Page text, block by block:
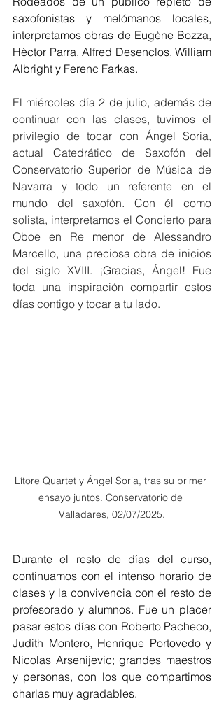
saxofonistas y melómanos locales,
interpretamos obras de Eugène Bozza,
Hèctor Parra, Alfred Desenclos, William
Albright y Ferenc Farkas.
El miércoles día 2 de julio, además de
continuar con las clases, tuvimos el
privilegio de tocar con Ángel Soria,
actual Catedrático de Saxofón del
Conservatorio Superior de Música de
Navarra y todo un referente en el
mundo del saxofón. Con él como
solista, interpretamos el Concierto para
Oboe en Re menor de Alessandro
Marcello, una preciosa obra de inicios
del siglo XVIII. ¡Gracias, Ángel! Fue
toda una inspiración compartir estos
días contigo y tocar a tu lado.
Lítore Quartet y Ángel Soria, tras su primer
ensayo juntos. Conservatorio de
Valladares, 02/07/2025.
Durante el resto de días del curso,
continuamos con el intenso horario de
clases y la convivencia con el resto de
profesorado y alumnos. Fue un placer
pasar estos días con Roberto Pacheco,
Judith Montero, Henrique Portovedo y
Nicolas Arsenijevic; grandes maestros
y personas, con los que compartimos
charlas muy agradables.